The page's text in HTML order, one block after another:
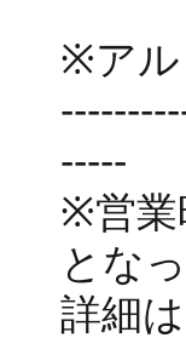
※アル
-----
※営業
とな
詳細